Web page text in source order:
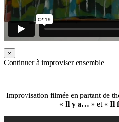
×
Continuer à improviser ensemble
Improvisation filmée en partant de
« Il y a… » et « Il